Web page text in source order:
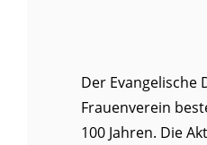
Der Evangelische
Frauenverein
100 Jahren. Die